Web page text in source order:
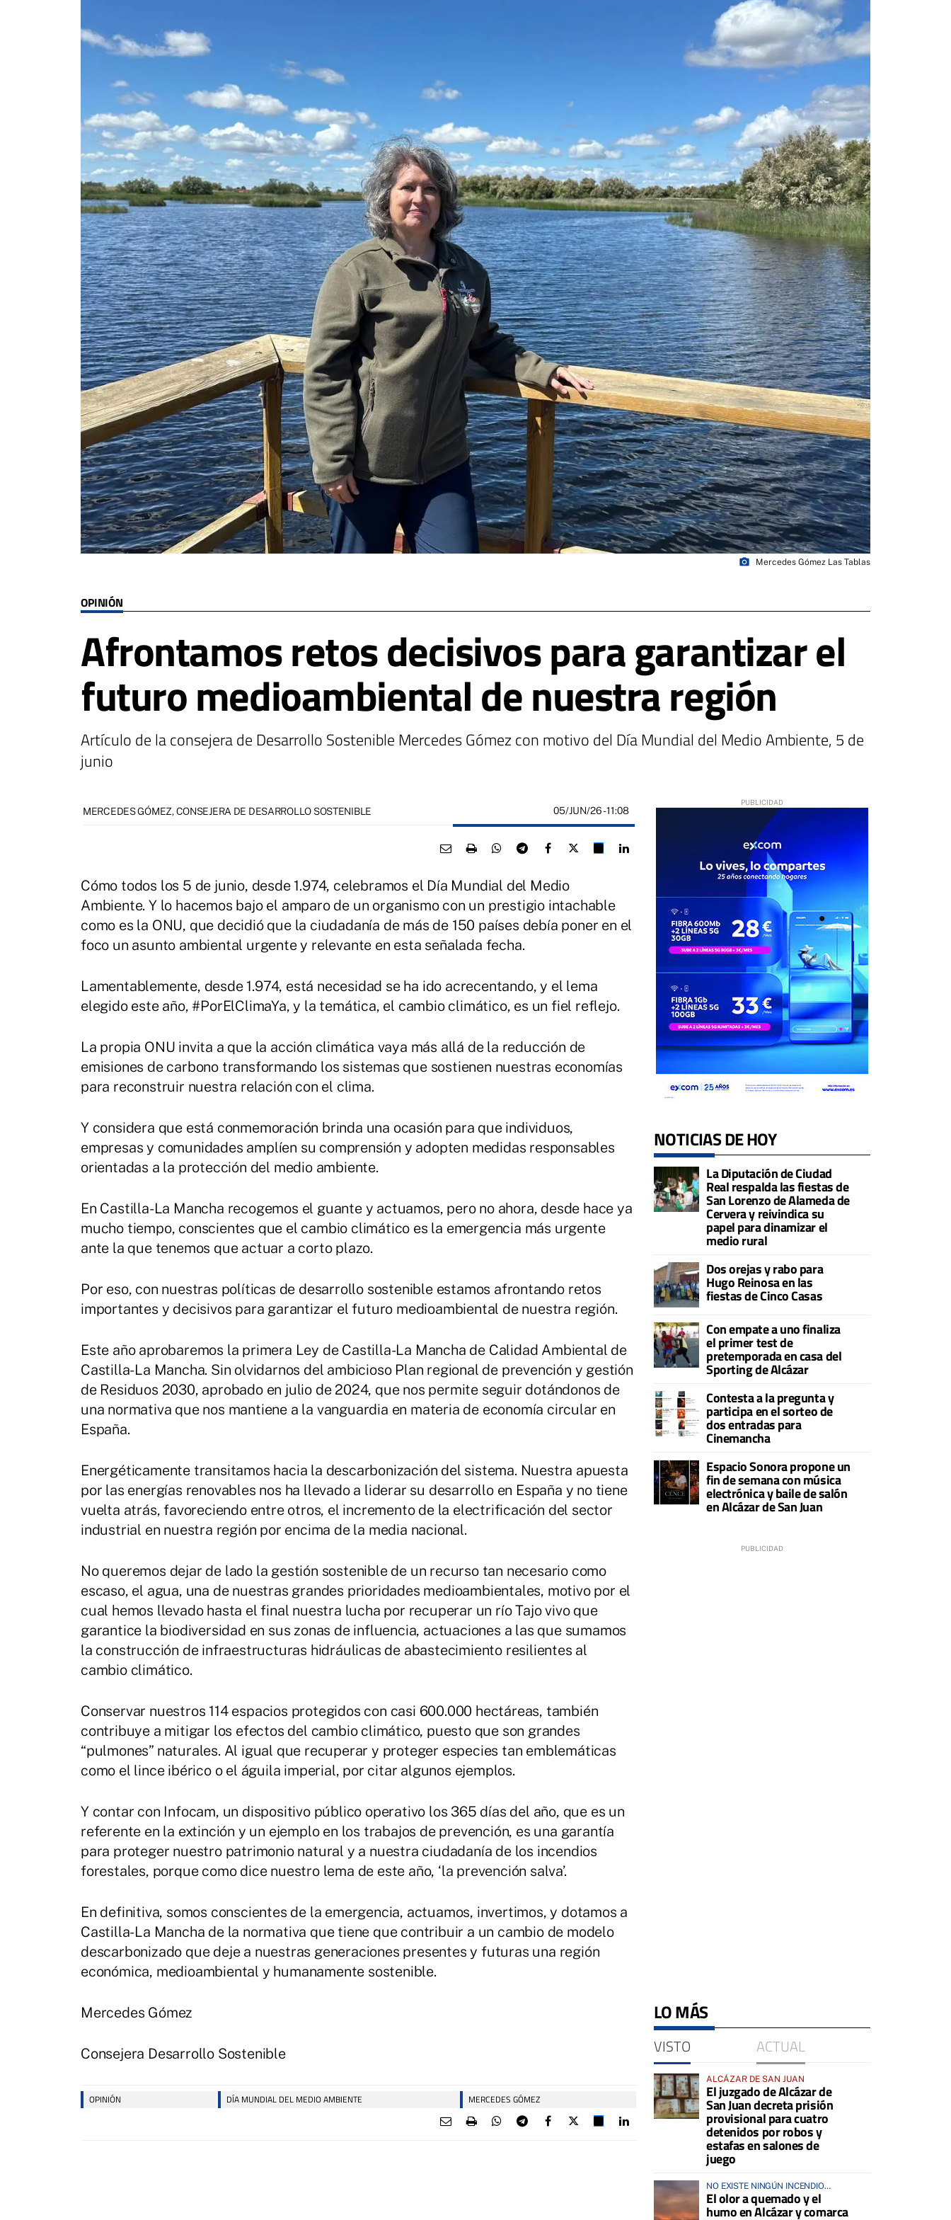
OPINIÓN
Afrontamos retos decisivos para garantizar el
futuro medioambiental de nuestra región
Artículo de la consejera de Desarrollo Sostenible Mercedes Gómez con motivo del Día Mundial del Medio Ambiente, 5 de
junio
photo_camera Mercedes Gómez Las Tablas
MERCEDES GÓMEZ, CONSEJERA DE DESARROLLO SOSTENIBLE 05/JUN/26- 11:08
Cómo todos los 5 de junio, desde 1.974, celebramos el Día Mundial del Medio
Ambiente. Y lo hacemos bajo el amparo de un organismo con un prestigio intachable
como es la ONU, que decidió que la ciudadanía de más de 150 países debía poner en el
foco un asunto ambiental urgente y relevante en esta señalada fecha.
Lamentablemente, desde 1.974, está necesidad se ha ido acrecentando, y el lema
elegido este año, #PorElClimaYa, y la temática, el cambio climático, es un fiel reflejo.
La propia ONU invita a que la acción climática vaya más allá de la reducción de
emisiones de carbono transformando los sistemas que sostienen nuestras economías
para reconstruir nuestra relación con el clima.
Y considera que está conmemoración brinda una ocasión para que individuos,
empresas y comunidades amplíen su comprensión y adopten medidas responsables
orientadas a la protección del medio ambiente.
En Castilla-La Mancha recogemos el guante y actuamos, pero no ahora, desde hace ya
mucho tiempo, conscientes que el cambio climático es la emergencia más urgente
ante la que tenemos que actuar a corto plazo.
Por eso, con nuestras políticas de desarrollo sostenible estamos afrontando retos
importantes y decisivos para garantizar el futuro medioambiental de nuestra región.
Este año aprobaremos la primera Ley de Castilla-La Mancha de Calidad Ambiental de
Castilla-La Mancha. Sin olvidarnos del ambicioso Plan regional de prevención y gestión
de Residuos 2030, aprobado en julio de 2024, que nos permite seguir dotándonos de
una normativa que nos mantiene a la vanguardia en materia de economía circular en
España.
Energéticamente transitamos hacia la descarbonización del sistema. Nuestra apuesta
por las energías renovables nos ha llevado a liderar su desarrollo en España y no tiene
vuelta atrás, favoreciendo entre otros, el incremento de la electrificación del sector
industrial en nuestra región por encima de la media nacional.
No queremos dejar de lado la gestión sostenible de un recurso tan necesario como
escaso, el agua, una de nuestras grandes prioridades medioambientales, motivo por el
cual hemos llevado hasta el final nuestra lucha por recuperar un río Tajo vivo que
garantice la biodiversidad en sus zonas de influencia, actuaciones a las que sumamos
la construcción de infraestructuras hidráulicas de abastecimiento resilientes al
cambio climático.
Conservar nuestros 114 espacios protegidos con casi 600.000 hectáreas, también
contribuye a mitigar los efectos del cambio climático, puesto que son grandes
“pulmones” naturales. Al igual que recuperar y proteger especies tan emblemáticas
como el lince ibérico o el águila imperial, por citar algunos ejemplos.
Y contar con Infocam, un dispositivo público operativo los 365 días del año, que es un
referente en la extinción y un ejemplo en los trabajos de prevención, es una garantía
para proteger nuestro patrimonio natural y a nuestra ciudadanía de los incendios
forestales, porque como dice nuestro lema de este año, ‘la prevención salva’.
En definitiva, somos conscientes de la emergencia, actuamos, invertimos, y dotamos a
Castilla-La Mancha de la normativa que tiene que contribuir a un cambio de modelo
descarbonizado que deje a nuestras generaciones presentes y futuras una región
económica, medioambiental y humanamente sostenible.
Mercedes Gómez
Consejera Desarrollo Sostenible
OPINIÓN DÍA MUNDIAL DEL MEDIO AMBIENTE MERCEDES GÓMEZ
NOTICIAS DE HOY
La Diputación de Ciudad
Real respalda las fiestas de
San Lorenzo de Alameda de
Cervera y reivindica su
papel para dinamizar el
medio rural
Dos orejas y rabo para
Hugo Reinosa en las
fiestas de Cinco Casas
Con empate a uno finaliza
el primer test de
pretemporada en casa del
Sporting de Alcázar
Contesta a la pregunta y
participa en el sorteo de
dos entradas para
Cinemancha
Espacio Sonora propone un
fin de semana con música
electrónica y baile de salón
en Alcázar de San Juan
LO MÁS
VISTO ACTUAL
ALCÁZAR DE SAN JUAN
El juzgado de Alcázar de
San Juan decreta prisión
provisional para cuatro
detenidos por robos y
estafas en salones de
juego
NO EXISTE NINGÚN INCENDIO
ACTIVO EN LA COMARCA
El olor a quemado y el
humo en Alcázar y comarca